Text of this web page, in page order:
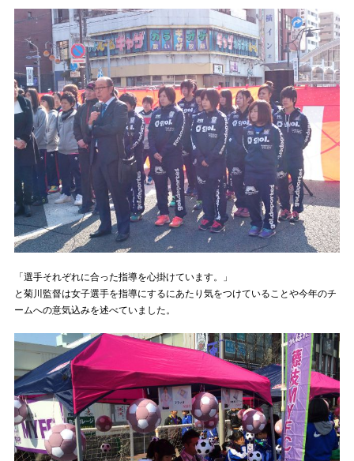
「選手それぞれに合った指導を心掛けています。」
と菊川監督は女子選手を指導にするにあたり気をつけていることや今年のチ
ームへの意気込みを述べていました。